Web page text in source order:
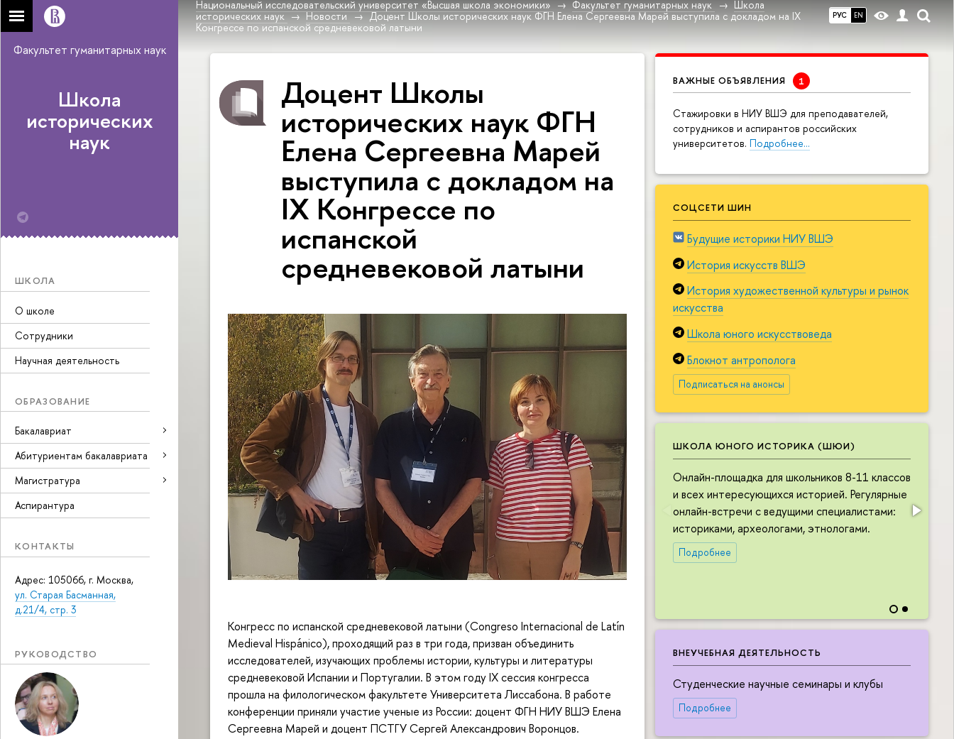
РУС EN
Национальный исследовательский университет «Высшая школа экономики» Факультет гуманитарных наук
Школа
исторических наук
Новости
Доцент Школы исторических наук ФГН Елена Сергеевна Марей выступила с докладом на IX
Конгрессе по испанской средневековой латыни
Факультет гуманитарных наук
Школа
исторических
наук
ШКОЛА
О школе
Сотрудники
Научная деятельность
ОБРАЗОВАНИЕ
Бакалавриат
Абитуриентам бакалавриата
Магистратура
Аспирантура
КОНТАКТЫ
Адрес: 105066, г. Москва,
ул. Старая Басманная,
д.21/4, стр. 3
РУКОВОДСТВО
ВАЖНЫЕ ОБЪЯВЛЕНИЯ
Cтажировки в НИУ ВШЭ для преподавателей,
сотрудников и аспирантов российских
университетов. Подробнее…
СОЦСЕТИ ШИН
Будущие историки НИУ ВШЭ
История искусств ВШЭ
История художественной культуры и рынок
искусства
Школа юного искусствоведа
Блокнот антрополога
Подписаться на анонсы
ШКОЛА ЮНОГО ИСТОРИКА (ШЮИ)
Онлайн-площадка для школьников 8-11 классов
и всех интересующихся историей. Регулярные
онлайн-встречи с ведущими специалистами:
историками, археологами, этнологами.
Подробнее
ВНЕУЧЕБНАЯ ДЕЯТЕЛЬНОСТЬ
Студенческие научные семинары и клубы
Подробнее
Доцент Школы
исторических наук ФГН
Елена Сергеевна Марей
выступила с докладом на
IX Конгрессе по
испанской
средневековой латыни
Конгресс по испанской средневековой латыни (Congreso Internacional de Latín
Medieval Hispánico), проходящий раз в три года, призван объединить
исследователей, изучающих проблемы истории, культуры и литературы
средневековой Испании и Португалии. В этом году IX сессия конгресса
прошла на филологическом факультете Университета Лиссабона. В работе
конференции приняли участие ученые из России: доцент ФГН НИУ ВШЭ Елена
Сергеевна Марей и доцент ПСТГУ Сергей Александрович Воронцов.